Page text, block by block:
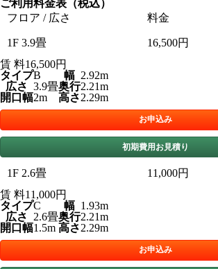
ご利用料金表（税込）
フロア / 広さ
料金
1F 3.9畳 16,500円
賃 料16,500円
タイプB 幅 2.92m
広さ 3.9畳奥行2.21m
開口幅2m 高さ2.29m
お申込み
初期費用お見積り
1F 2.6畳 11,000円
賃 料11,000円
タイプC 幅 1.93m
広さ
2.6畳奥行2.21m
開口幅1.5m 高さ2.29m
お申込み